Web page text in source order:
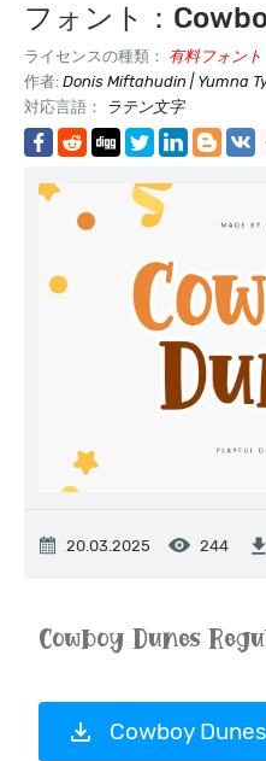
フォント：
ライセンスの種類： 有料フォント
作者: Donis Miftahudin | Yumna
対応言語：
ラテン文字
20.03.2025 244
Cowboy